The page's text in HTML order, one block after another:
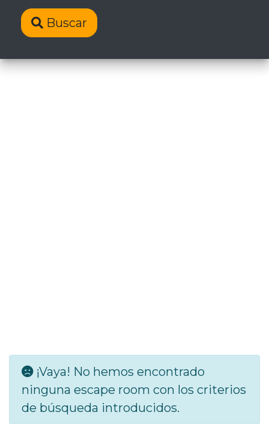
Buscar
¡Vaya! No hemos encontrado
ninguna escape room con los criterios
de búsqueda introducidos.